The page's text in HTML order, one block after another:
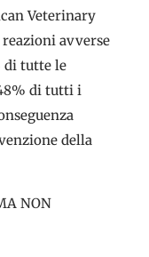
Veterinary
avverse
di tutte le
di tutti i
della
NON